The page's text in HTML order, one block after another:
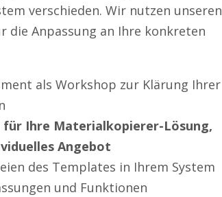
verschieden. Wir nutzen unseren
Anpassung an Ihre konkreten
als Workshop zur Klärung Ihrer
Ihre Materialkopierer-Lösung,
Angebot
des Templates in Ihrem System
und Funktionen